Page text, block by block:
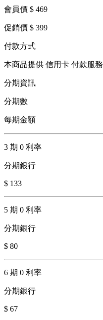
會員價 $ 469
促銷價 $ 399
付款方式
本商品提供 信用卡 付款服務
分期資訊
分期數
每期金額
3 期 0 利率
分期銀行
$ 133
5 期 0 利率
分期銀行
$ 80
6 期 0 利率
分期銀行
$ 67